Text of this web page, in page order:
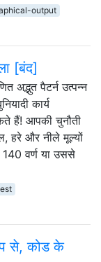
output
[बंद]
अद्भुत पैटर्न उत्पन्न
कार्य
हैं! आपकी चुनौती
हरे और नीले मूल्यों
वर्ण या उससे
से, कोड के